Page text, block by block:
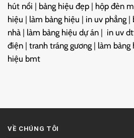
hút nổi | bảng hiệu đẹp | hộp đèn
hiệu | làm bảng hiệu | in uv phẳng |
nhà | làm bảng hiệu dự án | in uv
điện | tranh tráng gương | làm bảng
hiệu bmt
VỀ CHÚNG TÔI